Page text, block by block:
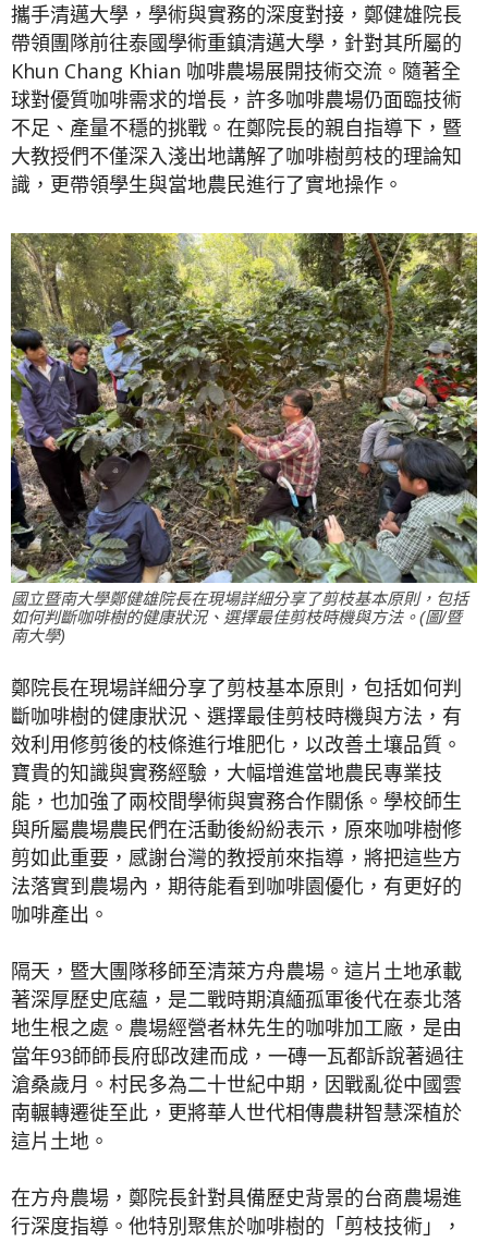
攜手清邁大學，學術與實務的深度對接，鄭健雄院長
帶領團隊前往泰國學術重鎮清邁大學，針對其所屬的
Khun Chang Khian 咖啡農場展開技術交流。隨著全
球對優質咖啡需求的增長，許多咖啡農場仍面臨技術
不足、產量不穩的挑戰。在鄭院長的親自指導下，暨
大教授們不僅深入淺出地講解了咖啡樹剪枝的理論知
識，更帶領學生與當地農民進行了實地操作。
國立暨南大學鄭健雄院長在現場詳細分享了剪枝基本原則，包括
如何判斷咖啡樹的健康狀況、選擇最佳剪枝時機與方法。(圖/暨
南大學)
鄭院長在現場詳細分享了剪枝基本原則，包括如何判
斷咖啡樹的健康狀況、選擇最佳剪枝時機與方法，有
效利用修剪後的枝條進行堆肥化，以改善土壤品質。
寶貴的知識與實務經驗，大幅增進當地農民專業技
能，也加強了兩校間學術與實務合作關係。學校師生
與所屬農場農民們在活動後紛紛表示，原來咖啡樹修
剪如此重要，感謝台灣的教授前來指導，將把這些方
法落實到農場內，期待能看到咖啡園優化，有更好的
咖啡產出。
隔天，暨大團隊移師至清萊方舟農場。這片土地承載
著深厚歷史底蘊，是二戰時期滇緬孤軍後代在泰北落
地生根之處。農場經營者林先生的咖啡加工廠，是由
當年93師師長府邸改建而成，一磚一瓦都訴說著過往
滄桑歲月。村民多為二十世紀中期，因戰亂從中國雲
南輾轉遷徙至此，更將華人世代相傳農耕智慧深植於
這片土地。
在方舟農場，鄭院長針對具備歷史背景的台商農場進
行深度指導。他特別聚焦於咖啡樹的「剪枝技術」，